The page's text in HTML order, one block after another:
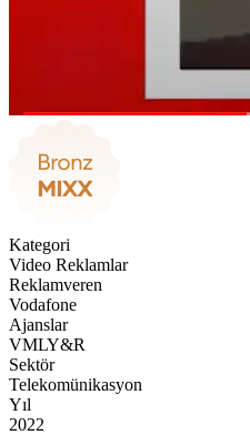
Kategori
Video Reklamlar
Reklamveren
Vodafone
Ajanslar
VMLY&R
Sektör
Telekomünikasyon
Yıl
2022